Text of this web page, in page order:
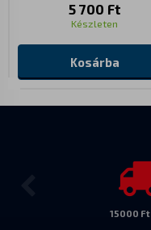
5 700 Ft
Készleten
Kosárba
15000 Ft